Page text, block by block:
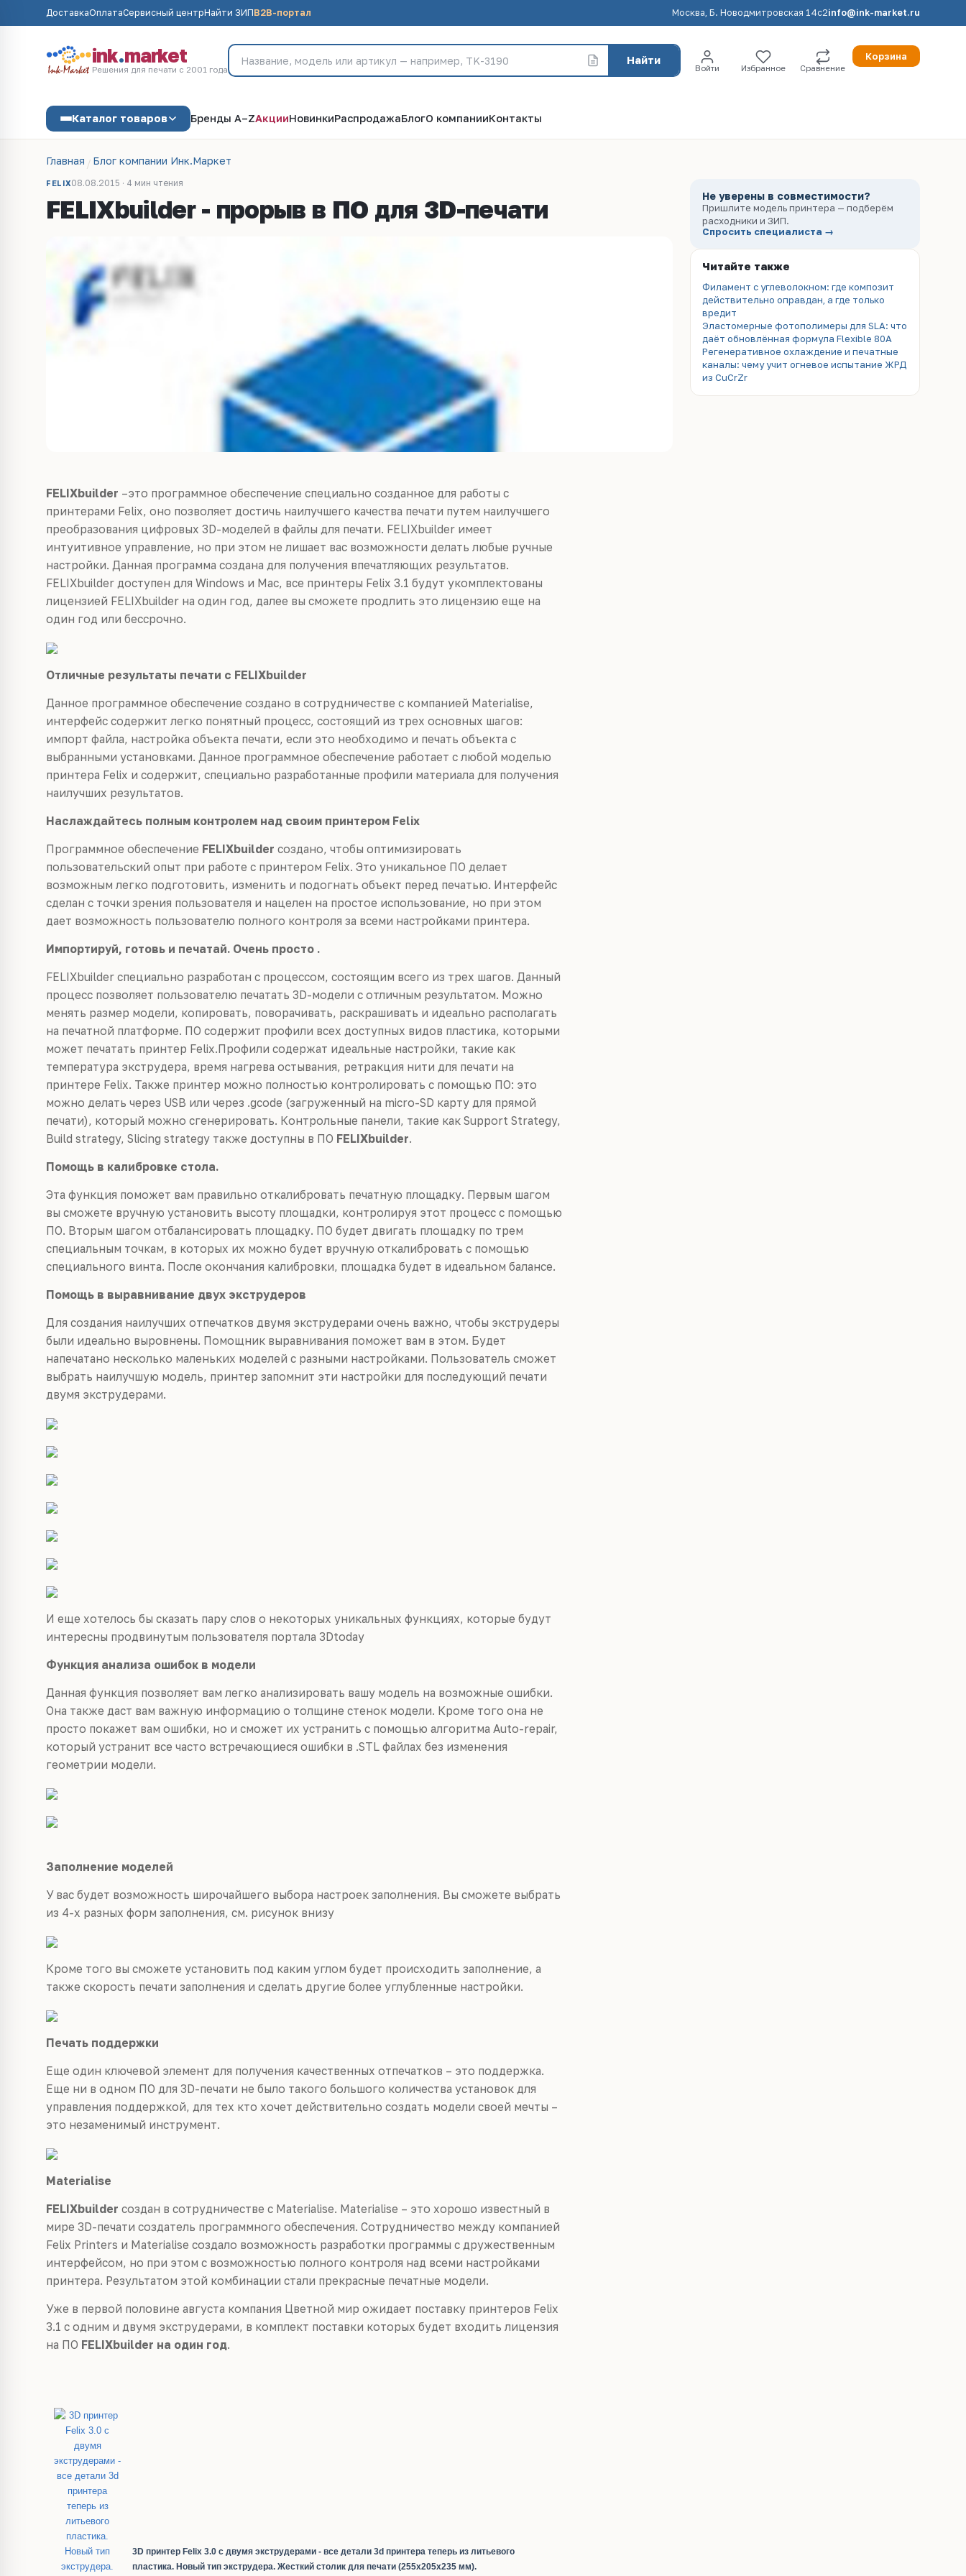
ДоставкаОплатаСервисный центрНайти ЗИПB2B-портал Москва, Б. Новодмитровская 14с2info@ink-market.ru
ink.market
Решения для печати с 2001 года
Найти
Войти Избранное Сравнение
Корзина
Каталог товаров Бренды A–ZАкцииНовинкиРаспродажаБлогО компанииКонтакты
Главная Блог компании Инк.Маркет
FELIX08.08.2015 · 4 мин чтения
FELIXbuilder - прорыв в ПО для 3D-печати
FELIXbuilder –это программное обеспечение специально созданное для работы с
принтерами Felix, оно позволяет достичь наилучшего качества печати путем наилучшего
преобразования цифровых 3D-моделей в файлы для печати. FELIXbuilder имеет
интуитивное управление, но при этом не лишает вас возможности делать любые ручные
настройки. Данная программа создана для получения впечатляющих результатов.
FELIXbuilder доступен для Windows и Mac, все принтеры Felix 3.1 будут укомплектованы
лицензией FELIXbuilder на один год, далее вы сможете продлить это лицензию еще на
один год или бессрочно.
Отличные результаты печати с FELIXbuilder
Данное программное обеспечение создано в сотрудничестве с компанией Materialise,
интерфейс содержит легко понятный процесс, состоящий из трех основных шагов:
импорт файла, настройка объекта печати, если это необходимо и печать объекта с
выбранными установками. Данное программное обеспечение работает с любой моделью
принтера Felix и содержит, специально разработанные профили материала для получения
наилучших результатов.
Наслаждайтесь полным контролем над своим принтером Felix
Программное обеспечение FELIXbuilder создано, чтобы оптимизировать
пользовательский опыт при работе с принтером Felix. Это уникальное ПО делает
возможным легко подготовить, изменить и подогнать объект перед печатью. Интерфейс
сделан с точки зрения пользователя и нацелен на простое использование, но при этом
дает возможность пользователю полного контроля за всеми настройками принтера.
Импортируй, готовь и печатай. Очень просто .
FELIXbuilder специально разработан с процессом, состоящим всего из трех шагов. Данный
процесс позволяет пользователю печатать 3D-модели с отличным результатом. Можно
менять размер модели, копировать, поворачивать, раскрашивать и идеально располагать
на печатной платформе. ПО содержит профили всех доступных видов пластика, которыми
может печатать принтер Felix.Профили содержат идеальные настройки, такие как
температура экструдера, время нагрева остывания, ретракция нити для печати на
принтере Felix. Также принтер можно полностью контролировать с помощью ПО: это
можно делать через USB или через .gcode (загруженный на micro-SD карту для прямой
печати), который можно сгенерировать. Контрольные панели, такие как Support Strategy,
Build strategy, Slicing strategy также доступны в ПО FELIXbuilder.
Помощь в калибровке стола.
Эта функция поможет вам правильно откалибровать печатную площадку. Первым шагом
вы сможете вручную установить высоту площадки, контролируя этот процесс с помощью
ПО. Вторым шагом отбалансировать площадку. ПО будет двигать площадку по трем
специальным точкам, в которых их можно будет вручную откалибровать с помощью
специального винта. После окончания калибровки, площадка будет в идеальном балансе.
Помощь в выравнивание двух экструдеров
Для создания наилучших отпечатков двумя экструдерами очень важно, чтобы экструдеры
были идеально выровнены. Помощник выравнивания поможет вам в этом. Будет
напечатано несколько маленьких моделей с разными настройками. Пользователь сможет
выбрать наилучшую модель, принтер запомнит эти настройки для последующий печати
двумя экструдерами.
И еще хотелось бы сказать пару слов о некоторых уникальных функциях, которые будут
интересны продвинутым пользователя портала 3Dtoday
Функция анализа ошибок в модели
Данная функция позволяет вам легко анализировать вашу модель на возможные ошибки.
Она также даст вам важную информацию о толщине стенок модели. Кроме того она не
просто покажет вам ошибки, но и сможет их устранить с помощью алгоритма Auto-repair,
который устранит все часто встречающиеся ошибки в .STL файлах без изменения
геометрии модели.
Заполнение моделей
У вас будет возможность широчайшего выбора настроек заполнения. Вы сможете выбрать
из 4-х разных форм заполнения, см. рисунок внизу
Кроме того вы сможете установить под каким углом будет происходить заполнение, а
также скорость печати заполнения и сделать другие более углубленные настройки.
Печать поддержки
Еще один ключевой элемент для получения качественных отпечатков – это поддержка.
Еще ни в одном ПО для 3D-печати не было такого большого количества установок для
управления поддержкой, для тех кто хочет действительно создать модели своей мечты –
это незаменимый инструмент.
Materialise
FELIXbuilder создан в сотрудничестве с Materialise. Materialise – это хорошо известный в
мире 3D-печати создатель программного обеспечения. Сотрудничество между компанией
Felix Printers и Materialise создало возможность разработки программы с дружественным
интерфейсом, но при этом с возможностью полного контроля над всеми настройками
принтера. Результатом этой комбинации стали прекрасные печатные модели.
Уже в первой половине августа компания Цветной мир ожидает поставку принтеров Felix
3.1 с одним и двумя экструдерами, в комплект поставки которых будет входить лицензия
на ПО FELIXbuilder на один год.
3D принтер Felix 3.0 с двумя экструдерами - все детали 3d принтера теперь из литьевого
пластика. Новый тип экструдера. Жесткий столик для печати (255х205х235 мм).
Не уверены в совместимости?
Пришлите модель принтера — подберём
расходники и ЗИП.
Спросить специалиста →
Читайте также
Филамент с углеволокном: где композит
действительно оправдан, а где только
вредит
Эластомерные фотополимеры для SLA: что
даёт обновлённая формула Flexible 80A
Регенеративное охлаждение и печатные
каналы: чему учит огневое испытание ЖРД
из CuCrZr